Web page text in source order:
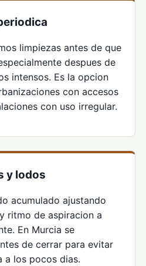
limpiezas antes de que
despues de
intensos. Es la opcion
con accesos
con uso irregular.
y lodos
acumulado ajustando
ritmo de aspiracion a
En Murcia se
de cerrar para evitar
a los pocos dias.